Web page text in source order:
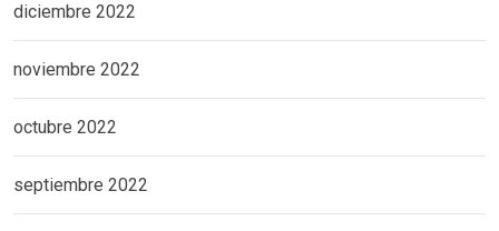
diciembre 2022
noviembre 2022
octubre 2022
septiembre 2022